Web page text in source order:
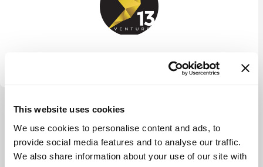
This website uses cookies
We use cookies to personalise content and ads, to
provide social media features and to analyse our traffic.
We also share information about your use of our site with
Ver más